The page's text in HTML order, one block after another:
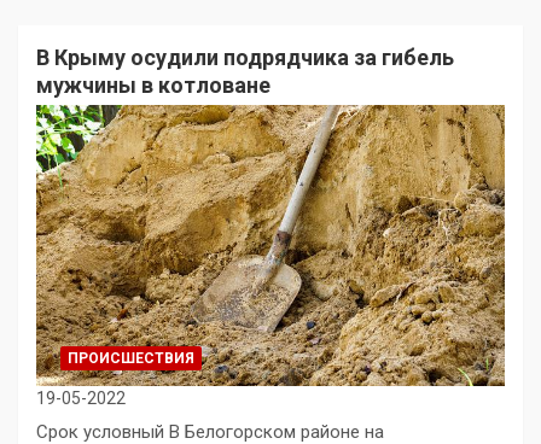
В Крыму осудили подрядчика за гибель
мужчины в котловане
ПРОИСШЕСТВИЯ
19-05-2022
Срок условный В Белогорском районе на